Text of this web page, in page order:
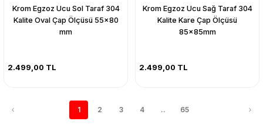
Krom Egzoz Ucu Sol Taraf 304
Kalite Oval Çap Ölçüsü 55x80
mm
2.499,00 TL
Krom Egzoz Ucu Sağ Taraf 304
Kalite Kare Çap Ölçüsü
85x85mm
2.499,00 TL
1 2 3 4 .. 65